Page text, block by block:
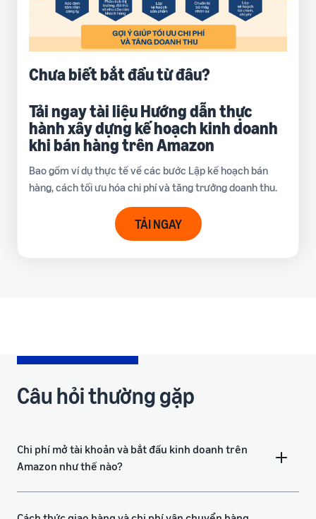
Chưa biết bắt đầu từ đâu?
Tải ngay tài liệu Hướng dẫn thực
hành xây dựng kế hoạch kinh doanh
khi bán hàng trên Amazon
Bao gồm ví dụ thực tế về các bước Lập kế hoạch bán
hàng, cách tối ưu hóa chi phí và tăng trưởng doanh thu.
TẢI NGAY
Câu hỏi thường gặp
Chi phí mở tài khoản và bắt đầu kinh doanh trên
Amazon như thế nào?